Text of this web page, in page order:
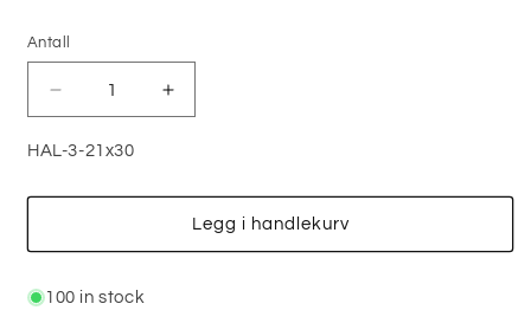
Selection will add
Antall
Antall
antallet
for
SCARECROW
CREEPY
ART
Øk
antallet
SCARECROW
CREEPY
HAL-3-21x30
Legg i handlekurv
100 in stock